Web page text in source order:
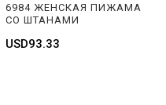
6984 ЖЕНСКАЯ ПИЖАМА
СО ШТАНАМИ
USD93.33